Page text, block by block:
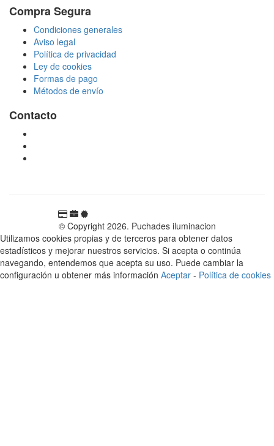
Compra Segura
Condiciones generales
Aviso legal
Política de privacidad
Ley de cookies
Formas de pago
Métodos de envío
Contacto
© Copyright 2026. Puchades iluminacion
Utilizamos cookies propias y de terceros para obtener datos
estadísticos y mejorar nuestros servicios. Si acepta o continúa
navegando, entendemos que acepta su uso. Puede cambiar la
configuración u obtener más información Aceptar - Política de cookies